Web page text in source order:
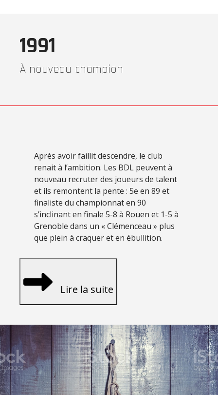
1991
À nouveau champion
Après avoir faillit descendre, le club
renait à l’ambition. Les BDL peuvent à
nouveau recruter des joueurs de talent
et ils remontent la pente : 5e en 89 et
finaliste du championnat en 90
s’inclinant en finale 5-8 à Rouen et 1-5 à
Grenoble dans un « Clémenceau » plus
que plein à craquer et en ébullition.
Lire la suite